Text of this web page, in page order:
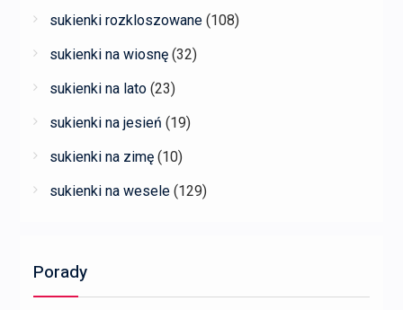
sukienki rozkloszowane (108)
sukienki na wiosnę (32)
sukienki na lato (23)
sukienki na jesień (19)
sukienki na zimę (10)
sukienki na wesele (129)
Porady